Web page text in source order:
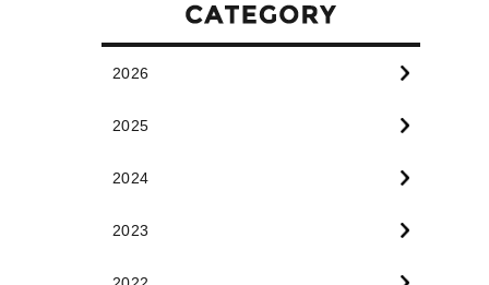
2026
2025
2024
2023